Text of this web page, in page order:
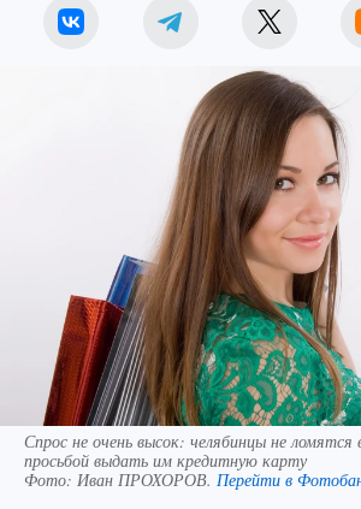
Спрос не очень высок: челябинцы не ломятся
просьбой выдать им кредитную карту
Фото: Иван ПРОХОРОВ. Перейти в